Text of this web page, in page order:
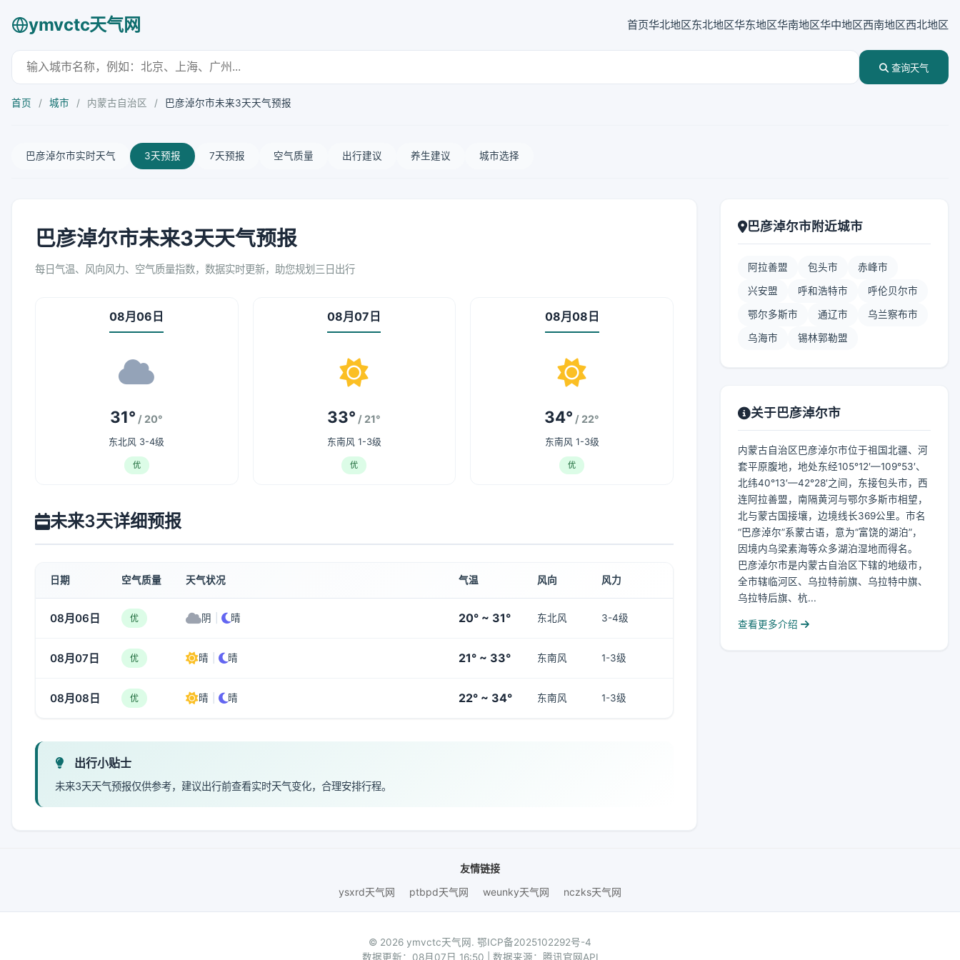
ymvctc天气网 首页华北地区东北地区华东地区华南地区华中地区西南地区西北地区
查询天气
首页 / 城市 / 内蒙古自治区 / 巴彦淖尔市未来3天天气预报
巴彦淖尔市实时天气 3天预报 7天预报 空气质量 出行建议 养生建议 城市选择
巴彦淖尔市未来3天天气预报
每日气温、风向风力、空气质量指数，数据实时更新，助您规划三日出行
08月06日
31° / 20°
东北风 3-4级
优
08月07日
33° / 21°
东南风 1-3级
优
08月08日
34° / 22°
东南风 1-3级
优
未来3天详细预报
日期 空气质量 天气状况 气温 风向 风力
08月06日 优 阴 晴 20° ~ 31° 东北风 3-4级
08月07日 优 晴 晴 21° ~ 33° 东南风 1-3级
08月08日 优 晴 晴 22° ~ 34° 东南风 1-3级
出行小贴士
未来3天天气预报仅供参考，建议出行前查看实时天气变化，合理安排行程。
巴彦淖尔市附近城市
阿拉善盟 包头市 赤峰市
兴安盟 呼和浩特市 呼伦贝尔市
鄂尔多斯市 通辽市 乌兰察布市
乌海市 锡林郭勒盟
关于巴彦淖尔市
内蒙古自治区巴彦淖尔市位于祖国北疆、河
套平原腹地，地处东经105°12′—109°53′、
北纬40°13′—42°28′之间，东接包头市，西
连阿拉善盟，南隔黄河与鄂尔多斯市相望，
北与蒙古国接壤，边境线长369公里。市名
“巴彦淖尔”系蒙古语，意为“富饶的湖泊”，
因境内乌梁素海等众多湖泊湿地而得名。
巴彦淖尔市是内蒙古自治区下辖的地级市，
全市辖临河区、乌拉特前旗、乌拉特中旗、
乌拉特后旗、杭...
查看更多介绍
友情链接
ysxrd天气网
ptbpd天气网 weunky天气网 nczks天气网
© 2026 ymvctc天气网. 鄂ICP备2025102292号-4
数据更新：08月07日 16:50 | 数据来源：腾讯官网API